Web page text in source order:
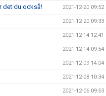
det du också! 2021-12-20 09:52
2021-12-20 09:33
2021-12-14 12:41
2021-12-14 09:54
2021-12-09 14:04
2021-12-08 10:34
2021-12-06 09:53